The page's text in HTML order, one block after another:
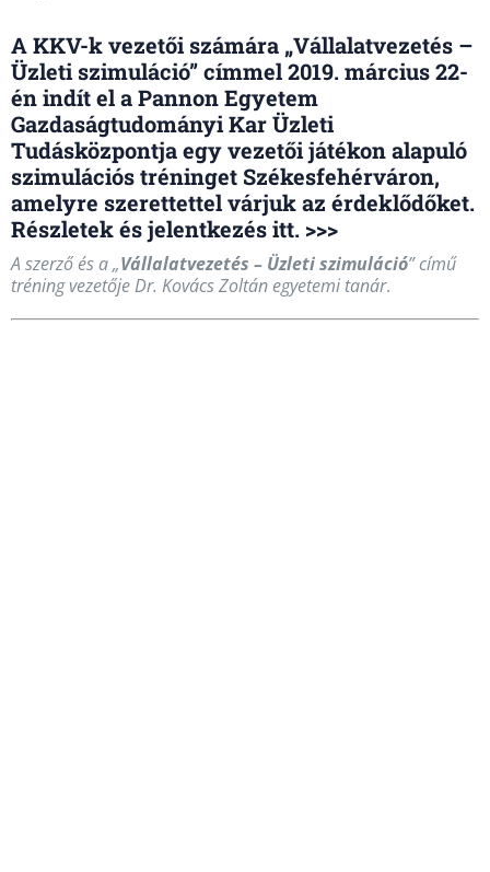
A KKV-k vezetői számára „Vállalatvezetés –
Üzleti szimuláció” címmel 2019. március 22-
én indít el a Pannon Egyetem
Gazdaságtudományi Kar Üzleti
Tudásközpontja egy vezetői játékon alapuló
szimulációs tréninget Székesfehérváron,
amelyre szerettettel várjuk az érdeklődőket.
Részletek és jelentkezés itt. >>>
A szerző és a „Vállalatvezetés – Üzleti szimuláció” című
tréning vezetője Dr. Kovács Zoltán egyetemi tanár.